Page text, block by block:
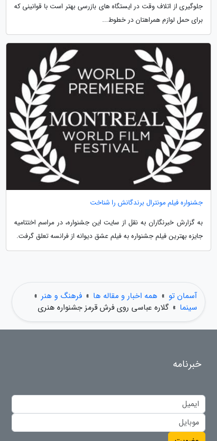
جلوگیری از اتلاف وقت در ایستگاه های بازرسی بهتر است با قوانینی که
برای حمل لوازم همراهتان در خطوط...
جشنواره فیلم مونترال برندگانش را شناخت
به گزارش خبرنگاران به نقل از سایت این جشنواره، در مراسم اختتامیه
جایزه بهترین فیلم جشنواره به فیلم عشق دیوانه از فرانسه تعلق گرفت.
آسمان تو » همه اخبار و مقاله ها » فرهنگ و هنر »
سینما » گلاره عباسی روی فرش قرمز جشنواره هنری
خبرنامه